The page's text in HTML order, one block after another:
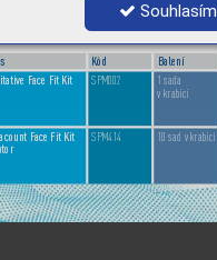
Souhlasím
Kód
Balení
Face Fit Kit SPM002
1 sada
v krabici
Face Fit Kit
SPM414 10 sad v krabici